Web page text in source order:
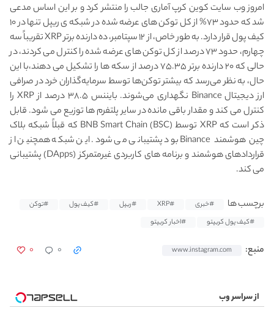
امروز وب سایت کوین کرپ آماری جالب را منتشر کرد و بر این اساس مدعی
شد که حدود ۷۳% از کل توکن های عرضه شده در شبکه ی ریپل تنها در ۱۰
کیف پول قرار دارد. به طور خاص، از ۱۲ سپتامبر، ده دارنده برتر XRP تقریباً سه
چهارم، حدود ۷۳ درصد از کل توکن های عرضه شده را کنترل می کردند، در
حالی که ۲۰ دارنده برتر ۷۵.۳۵ درصد از سکه ها را تشکیل می دهند،با این
حال، به نظر می‌رسد که بیشتر توکن‌ها توسط سرمایه‌گذاران خرد در صرافی
ارز دیجیتال Binance نگهداری می‌شوند. بایننس ۳۸.۵ درصد از XRP را
کنترل می کند و مقدار باقی مانده در سایر پلتفرم ها توزیع می شود. قابل
ذکر است که XRP توسط BNB Smart Chain (BSC) که قبلاً شبکه بلاک
چین هوشمند Binance بود پشتیبانی می شود. این شبکه همچنین از
قراردادهای هوشمند و برنامه های کاربردی غیرمتمرکز (DApps) پشتیبانی
می کند.
برچسب ها #خبری #XRP #ریپل #کیف پول
#توکن
#کیف پول کریپتو
#اخبار کریپتو
منبع: www.instagram.com ۰ ۰
از سراسر وب